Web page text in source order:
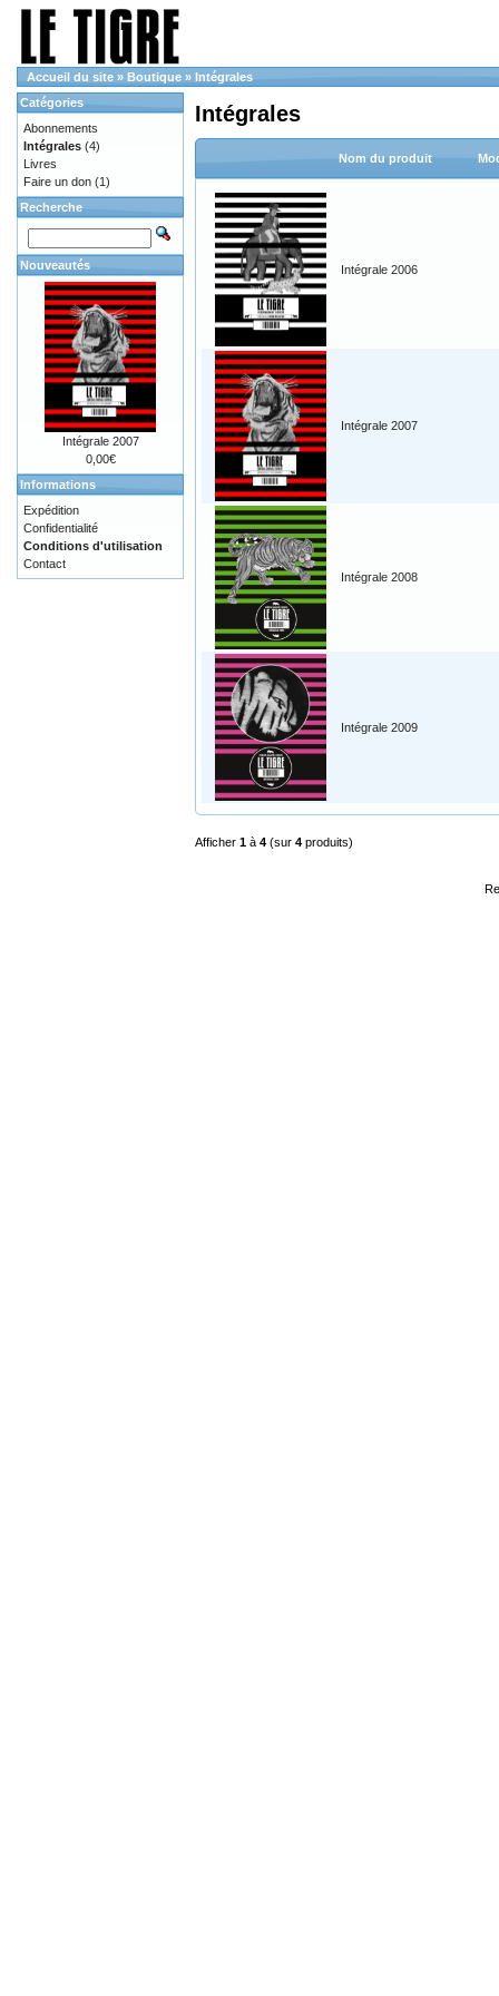
Accueil du site » Boutique » Intégrales
Intégrales
Nom du produit
Intégrale 2006
Intégrale 2007
Intégrale 2008
Intégrale 2009
Afficher 1 à 4 (sur 4 produits)
Catégories
Abonnements
Intégrales (4)
Livres
Faire un don (1)
Recherche
Nouveautés
Intégrale 2007
0,00€
Informations
Expédition
Confidentialité
Conditions d'utilisation
Contact